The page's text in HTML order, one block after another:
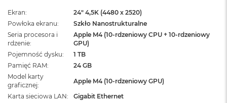
Ekran
24" 4,5K (4480 x 2520)
Powłoka ekranu
Szkło Nanostrukturalne
Seria procesora i
rdzenie
Apple M4 (10-rdzeniowy CPU + 10-rdzeniowy
GPU)
Pojemność dysku
1 TB
Pamięć RAM
24 GB
Model karty
graficznej
Apple M4 (10-rdzeniowy GPU)
Karta sieciowa LAN
Gigabit Ethernet